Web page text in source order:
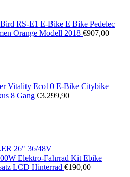
RS-E1 E-Bike E Bike Pedelec
Orange Modell 2018 €907,00
Vitality Eco10 E-Bike Citybike
8 Gang €3.299,90
26" 36/48V
Elektro-Fahrrad Kit Ebike
LCD Hinterrad €190,00